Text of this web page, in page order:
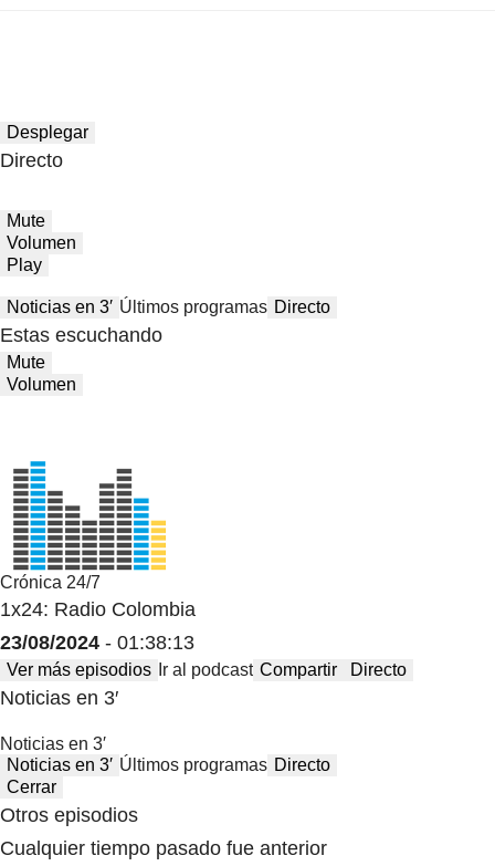
Desplegar
Directo
Mute
Volumen
Play
Noticias en 3′ Últimos programas Directo
Estas escuchando
Mute
Volumen
Crónica 24/7
1x24: Radio Colombia
23/08/2024 - 01:38:13
Ver más episodios Ir al podcast Compartir Directo
Noticias en 3′
Noticias en 3′
Noticias en 3′ Últimos programas Directo
Cerrar
Otros episodios
Cualquier tiempo pasado fue anterior